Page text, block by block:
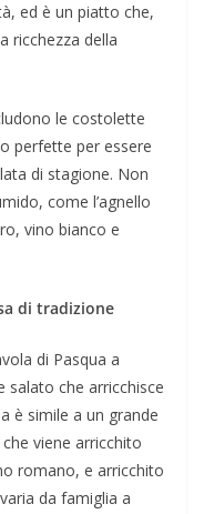
ed è un piatto che,
ricchezza della
le costolette
perfette per essere
di stagione. Non
come l’agnello
vino bianco e
di tradizione
di Pasqua a
salato che arricchisce
è simile a un grande
viene arricchito
romano, e arricchito
da famiglia a